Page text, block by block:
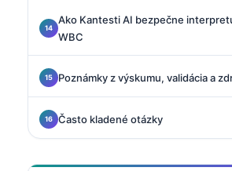
Ako Kantesti AI bezpečne
WBC
Poznámky z výskumu, validácia a
Často kladené otázky